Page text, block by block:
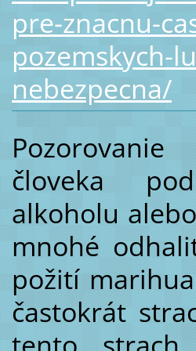
pre-znacnu-
pozemskych-
nebezpecna/
človeka
alkoholu
mnohé
požití
častokrát